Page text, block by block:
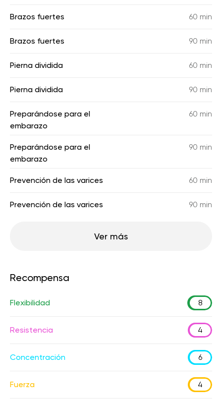
Brazos fuertes 60 min
Brazos fuertes 90 min
Pierna dividida 60 min
Pierna dividida 90 min
Preparándose para el
embarazo
60 min
Preparándose para el
embarazo
90 min
Prevención de las varices 60 min
Prevención de las varices 90 min
Ver más
Recompensa
Flexibilidad 8
Resistencia 4
Concentración 6
Fuerza 4